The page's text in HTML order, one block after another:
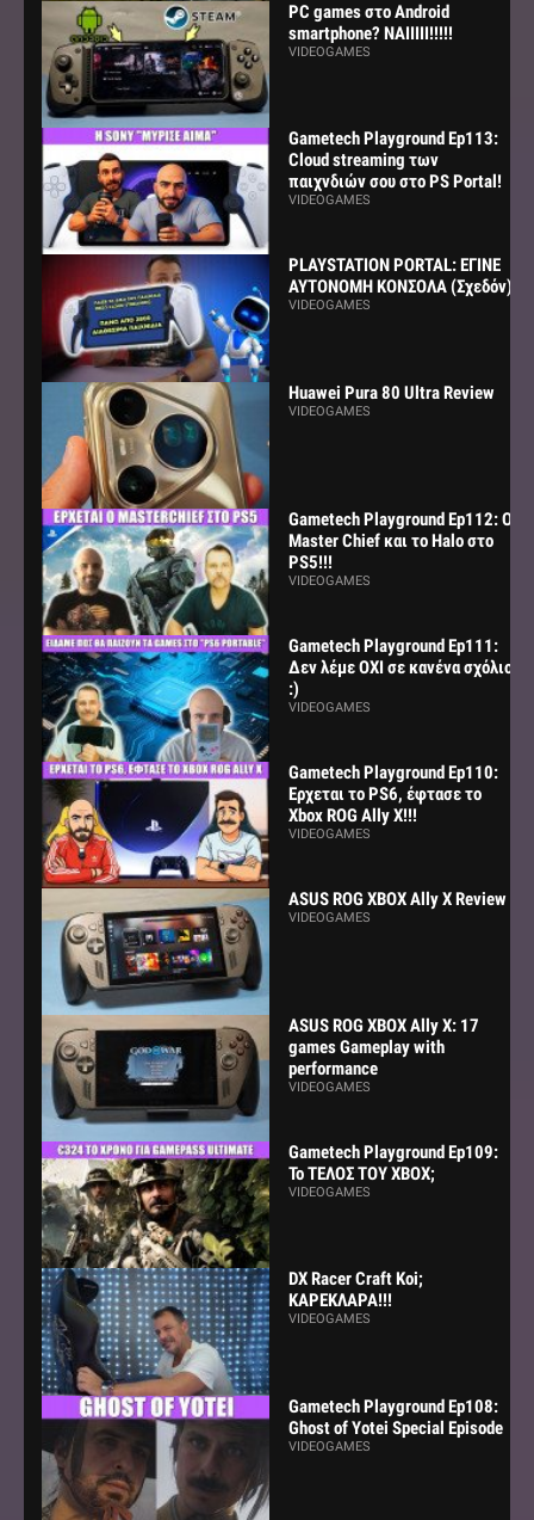
PC games στο Android
smartphone? ΝΑΙΙΙΙΙ!!!!!
VIDEOGAMES
Gametech Playground Ep113:
Cloud streaming των
παιχνδιών σου στο PS Portal!
VIDEOGAMES
PLAYSTATION PORTAL: ΕΓΙΝΕ
ΑΥΤΟΝΟΜΗ ΚΟΝΣΟΛΑ (Σχεδόν)
VIDEOGAMES
Huawei Pura 80 Ultra Review
VIDEOGAMES
Gametech Playground Ep112: Ο
Master Chief και το Halo στο
PS5!!!
VIDEOGAMES
Gametech Playground Ep111:
Δεν λέμε ΟΧΙ σε κανένα σχόλιο
:)
VIDEOGAMES
Gametech Playground Ep110:
Ερχεται το PS6, έφτασε το
Xbox ROG Ally X!!!
VIDEOGAMES
ASUS ROG XBOX Ally X Review
VIDEOGAMES
ASUS ROG XBOX Ally X: 17
games Gameplay with
performance
VIDEOGAMES
Gametech Playground Ep109:
Το ΤΕΛΟΣ ΤΟΥ ΧΒΟΧ;
VIDEOGAMES
DX Racer Craft Koi;
ΚΑΡΕΚΛΑΡΑ!!!
VIDEOGAMES
Gametech Playground Ep108:
Ghost of Yotei Special Episode
VIDEOGAMES